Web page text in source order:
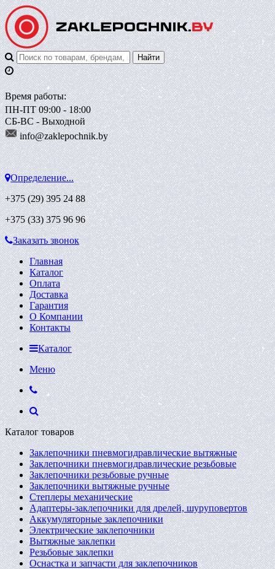
Время работы:
ПН-ПТ 09:00 - 18:00
СБ-ВС - Выходной
info@zaklepochnik.by
Определение...
+375 (29)395 24 88
+375 (33)375 96 96
Заказать звонок
Главная
Каталог
Оплата
Доставка
Гарантия
О Компании
Контакты
Каталог
Меню
Каталог товаров
Заклепочники пневмогидравлические вытяжные
Заклепочники пневмогидравлические резьбовые
Заклепочники резьбовые ручные
Заклепочники вытяжные ручные
Степлеры механические
Адаптеры-заклепочники для дрелей, шуруповертов
Аккумуляторные заклепочники
Электрические заклепочники
Вытяжные заклепки
Резьбовые заклепки
Оснастка и запчасти для заклепочников